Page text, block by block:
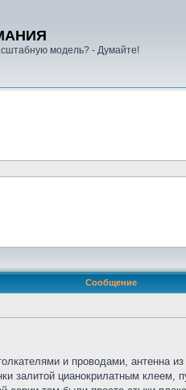
модель? - Думайте!
Сообщение
и проводами, антенна
залитой цианокрилатным клеем,